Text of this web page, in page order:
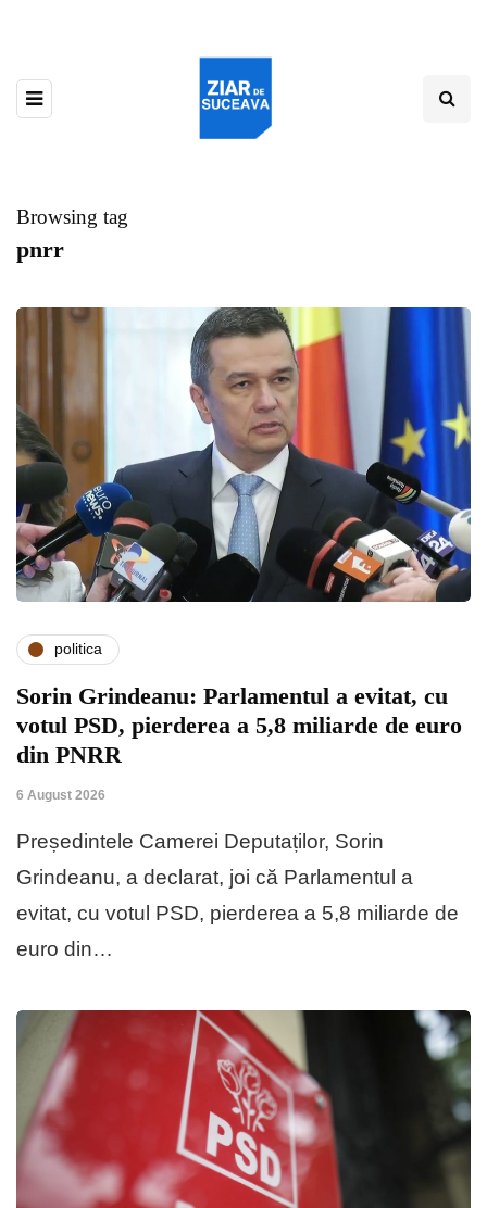
Browsing tag
pnrr
politica
Sorin Grindeanu: Parlamentul a evitat, cu
votul PSD, pierderea a 5,8 miliarde de euro
din PNRR
6 August 2026
Președintele Camerei Deputaților, Sorin
Grindeanu, a declarat, joi că Parlamentul a
evitat, cu votul PSD, pierderea a 5,8 miliarde de
euro din…